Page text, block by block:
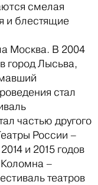
смелая
и блестящие
Москва. В 2004
город Лысьва,
стал
частью другого
России –
и 2015 годов
–
театров